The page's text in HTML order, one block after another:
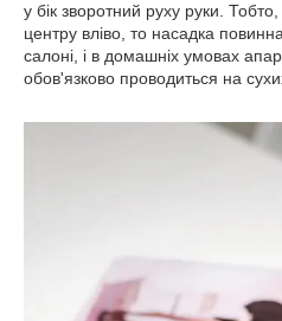
у бік зворотний руху руки.
центру вліво, то насадка
салоні, і в домашніх умовах
обов'язково проводиться на